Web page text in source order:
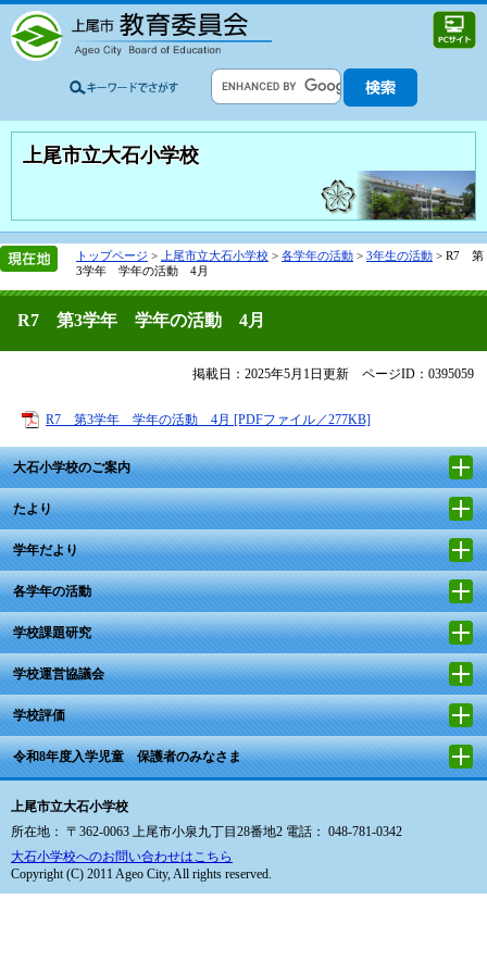
上尾市立大石小学校
トップページ > 上尾市立大石小学校 > 各学年の活動 > 3年生の活動 > R7 第
3学年 学年の活動 4月
R7 第3学年 学年の活動 4月
掲載日：2025年5月1日更新 ページID：0395059
R7 第3学年 学年の活動 4月 [PDFファイル／277KB]
大石小学校のご案内
たより
学年だより
各学年の活動
学校課題研究
学校運営協議会
学校評価
令和8年度入学児童 保護者のみなさま
上尾市立大石小学校
所在地： 〒362-0063 上尾市小泉九丁目28番地2 電話： 048-781-0342
大石小学校へのお問い合わせはこちら
Copyright (C) 2011 Ageo City, All rights reserved.